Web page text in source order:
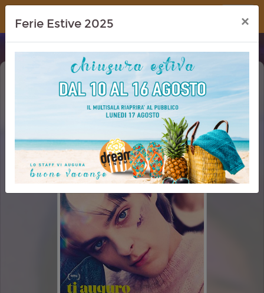
Dream Cinema
TI AUGURO OGNI BENE (I WISH YOU
ALL THE BEST)
PRIMA VISIONE
Ferie Estive 2025 ×